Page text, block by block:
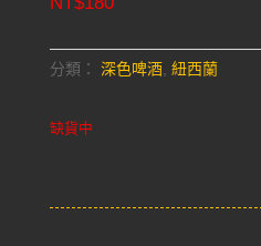
分類： 深色啤酒, 紐西蘭
缺貨中